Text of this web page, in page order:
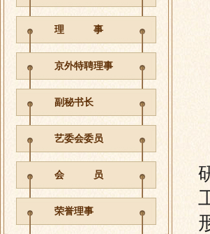
理 事
京外特聘理事
副秘书长
艺委会委员
会 员
荣誉理事